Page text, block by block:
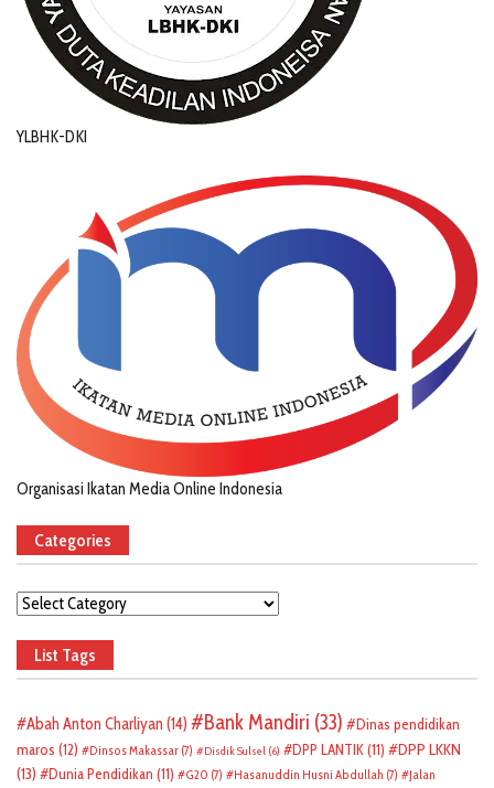
YLBHK-DKI
Organisasi Ikatan Media Online Indonesia
Categories
Categories
List Tags
Abah Anton Charliyan (14) Bank Mandiri (33)
Dinas pendidikan
maros (12) Dinsos Makassar (7) Disdik Sulsel (6) DPP LANTIK(11)
DPP LKKN
(13)
Dunia Pendidikan (11) G20 (7) Hasanuddin Husni Abdullah (7)
Jalan